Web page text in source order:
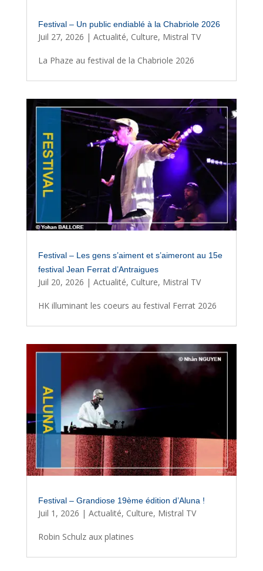
Festival – Un public endiablé à la Chabriole 2026
Juil 27, 2026 | Actualité, Culture, Mistral TV
La Phaze au festival de la Chabriole 2026
Festival – Les gens s’aiment et s’aimeront au 15e
festival Jean Ferrat d’Antraigues
Juil 20, 2026 | Actualité, Culture, Mistral TV
HK illuminant les coeurs au festival Ferrat 2026
Festival – Grandiose 19ème édition d’Aluna !
Juil 1, 2026 | Actualité, Culture, Mistral TV
Robin Schulz aux platines